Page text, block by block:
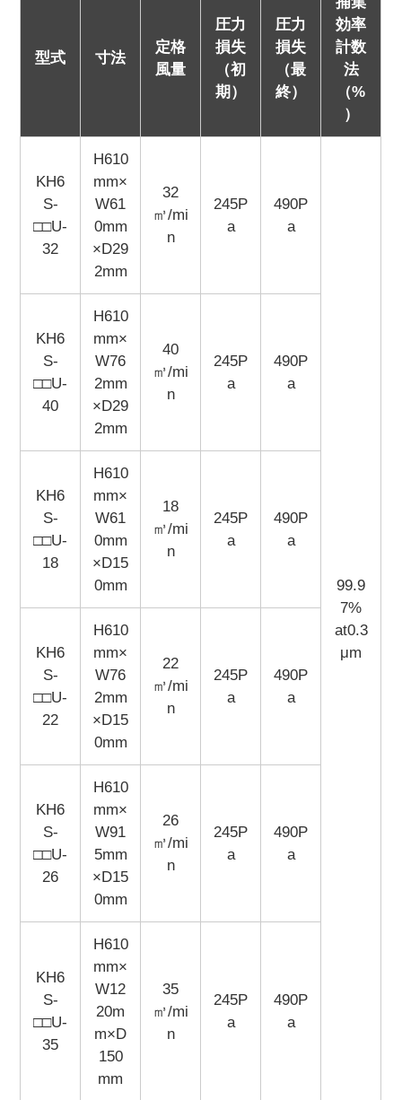
型式 寸法
定格
風量
圧力
損失
（初
期）
圧力
損失
（最
終）
効率
計数
法
（%
）
KH6
S-
□□U-
32
H610
mm×
W61
0mm
×D29
2mm
32
㎥/mi
n
245P
a
490P
a
99.9
7%
at0.3
μm
KH6
S-
□□U-
40
H610
mm×
W76
2mm
×D29
2mm
40
㎥/mi
n
245P
a
490P
a
KH6
S-
□□U-
18
H610
mm×
W61
0mm
×D15
0mm
18
㎥/mi
n
245P
a
490P
a
KH6
S-
□□U-
22
H610
mm×
W76
2mm
×D15
0mm
22
㎥/mi
n
245P
a
490P
a
KH6
S-
□□U-
26
H610
mm×
W91
5mm
×D15
0mm
26
㎥/mi
n
245P
a
490P
a
KH6
S-
□□U-
35
H610
mm×
W12
20m
m×D
150
mm
35
㎥/mi
n
245P
a
490P
a